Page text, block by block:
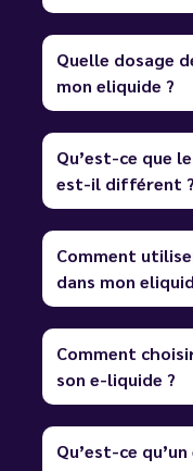
Quelle dosage
mon eliquide ?
Qu’est-ce que
est-il différent ?
Comment
dans mon
Comment
son e-liquide ?
Qu’est-ce